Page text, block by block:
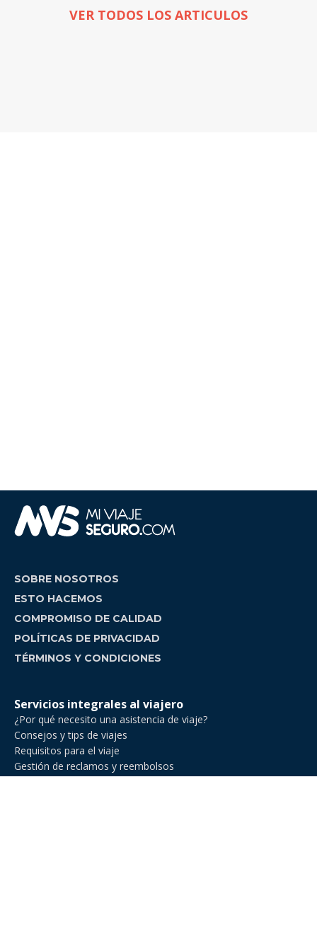
VER TODOS LOS ARTICULOS
SOBRE NOSOTROS
ESTO HACEMOS
COMPROMISO DE CALIDAD
POLÍTICAS DE PRIVACIDAD
TÉRMINOS Y CONDICIONES
Servicios integrales al viajero
¿Por qué necesito una asistencia de viaje?
Consejos y tips de viajes
Requisitos para el viaje
Gestión de reclamos y reembolsos